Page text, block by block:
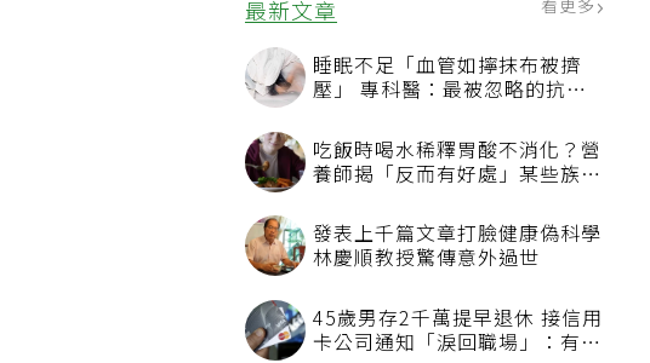
最新文章 看更多
睡眠不足「血管如擰抹布被擠
壓」 專科醫：最被忽略的抗老
吃飯時喝水稀釋胃酸不消化？營
養師揭「反而有好處」某些族群
發表上千篇文章打臉健康偽科學
林慶順教授驚傳意外過世
45歲男存2千萬提早退休 接信用
卡公司通知「淚回職場」：有錢